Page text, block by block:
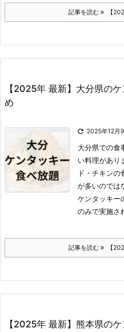
記事を読む 【
【2025年 最新】大分県の
め
 2025年12月
大分県での食
い料理があり
ド・チキン
が多いのでは
ケンタッキー
のみで実施さ
記事を読む 【
【2025年 最新】熊本県の